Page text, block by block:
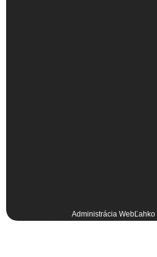
Administrácia WebĽahko|